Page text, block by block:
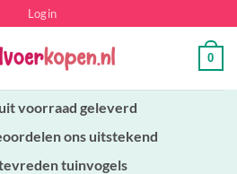
Login
0
voorraad geleverd
ons uitstekend
tuinvogels